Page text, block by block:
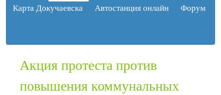
Карта Докучаевска
Автостанция онлайн Форум
Акция протеста против
повышения коммунальных